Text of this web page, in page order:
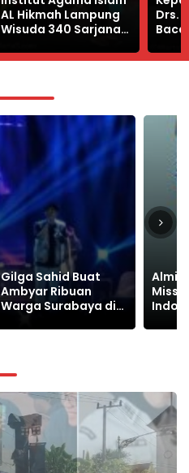
Drs. Nuryadin
Bacakan Sambutan
Wisuda IAI Al Hikmah
Libur
Almira Athifa Zulfa
Miss Grand Tourism
Indonesia 2025,